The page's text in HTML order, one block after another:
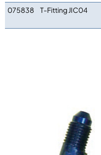
075838 T-Fitting JIC04